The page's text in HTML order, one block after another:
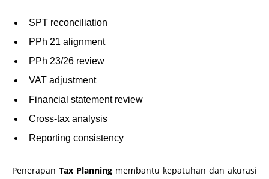
SPT reconciliation
PPh 21 alignment
PPh 23/26 review
VAT adjustment
Financial statement review
Cross-tax analysis
Reporting consistency
Penerapan Tax Planning membantu kepatuhan dan akurasi